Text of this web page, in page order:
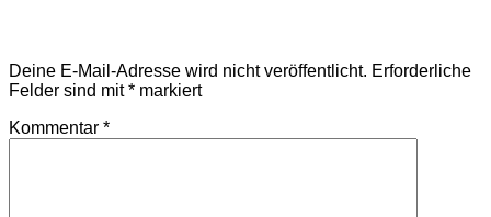
Deine E-Mail-Adresse wird nicht veröffentlicht. Erforderliche
Felder sind mit* markiert
Kommentar *